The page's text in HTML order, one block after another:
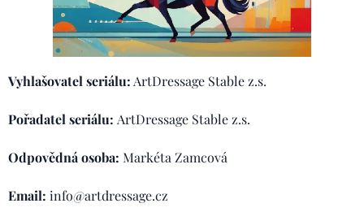
Vyhlašovatel seriálu:ArtDressage Stable z.s.
Pořadatel seriálu: ArtDressage Stable z.s.
Odpovědná osoba: Markéta Zamcová
Email: info@artdressage.cz